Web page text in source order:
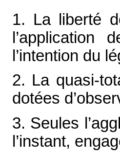
1. La liberté
l’application
l’intention du
2. La quasi-
dotées
3. Seules
l’instant,